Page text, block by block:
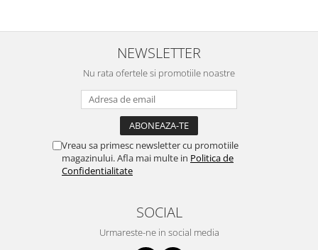
NEWSLETTER
Nu rata ofertele si promotiile noastre
Vreau sa primesc newsletter cu promotiile
magazinului. Afla mai multe in Politica de
Confidentialitate
SOCIAL
Urmareste-ne in social media